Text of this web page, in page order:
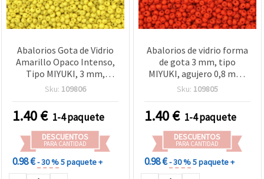
Abalorios Gota de Vidrio
Amarillo Opaco Intenso,
Tipo MIYUKI, 3 mm,
Agujero 0,8 mm – 10 g
Sku: 109806
1.40€ 1-4 paquete
DESCUENTOS
PARA CANTIDAD
0.98 €- 30 %5 paquete +
Abalorios de vidrio forma
de gota 3 mm, tipo
MIYUKI, agujero 0,8 mm,
naranja opaco, 10 g
Sku: 109805
1.40€ 1-4 paquete
DESCUENTOS
PARA CANTIDAD
0.98 €- 30 %5 paquete +